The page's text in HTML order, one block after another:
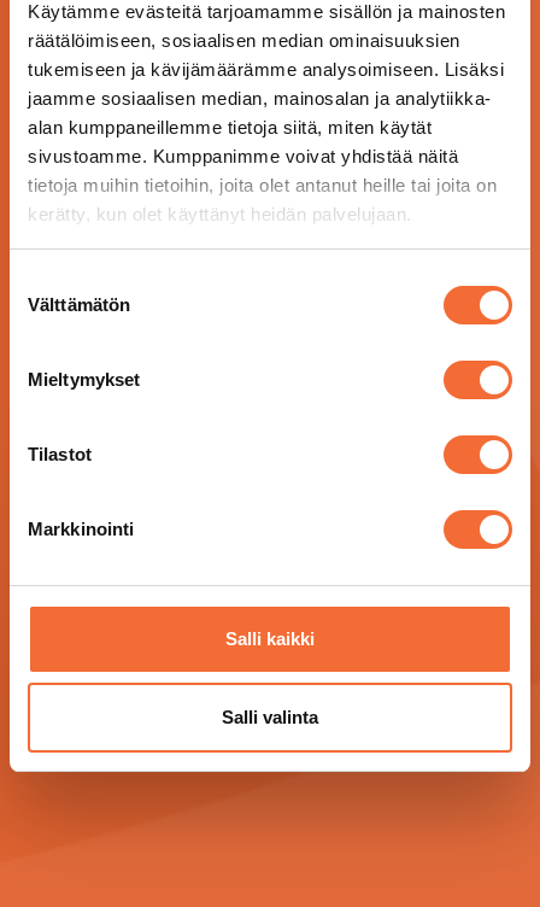
Käytämme evästeitä tarjoamamme sisällön ja mainosten
räätälöimiseen, sosiaalisen median ominaisuuksien
tukemiseen ja kävijämäärämme analysoimiseen. Lisäksi
jaamme sosiaalisen median, mainosalan ja analytiikka-
alan kumppaneillemme tietoja siitä, miten käytät
sivustoamme. Kumppanimme voivat yhdistää näitä
tietoja muihin tietoihin, joita olet antanut heille tai joita on
kerätty, kun olet käyttänyt heidän palvelujaan.
valinta
Välttämätön
Mieltymykset
Tilastot
Markkinointi
Salli kaikki
Salli valinta